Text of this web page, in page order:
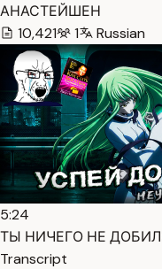
АНАСТЕЙШЕН
10,421
1 Russian
5:24
ТЫ НИЧЕГО НЕ
Transcript